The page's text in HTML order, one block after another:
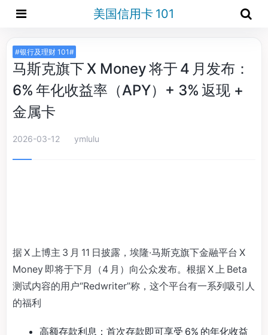
美国信用卡 101
#银行及理财 101#
马斯克旗下 X Money 将于 4 月发布：
6% 年化收益率（APY）+ 3% 返现 +
金属卡
2026-03-12 ymlulu
据 X 上博主 3 月 11 日披露，埃隆·马斯克旗下金融平台 X
Money 即将于下月（4 月）向公众发布。根据 X 上 Beta
测试内容的用户“Redwriter”称，这个平台有一系列吸引人
的福利
高额存款利息：首次存款即可享受 6% 的年化收益